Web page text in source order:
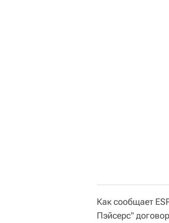
Как сообщает
Пэйсерс"